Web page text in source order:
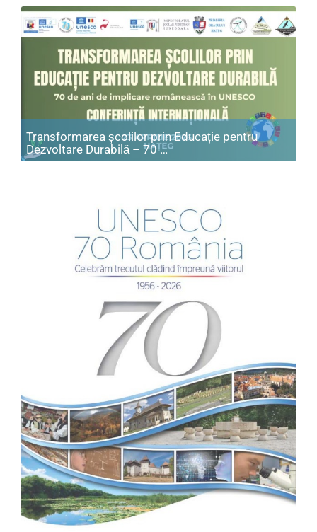
Transformarea școlilor prin Educație pentru
Dezvoltare Durabilă – 70 …Articol: Transformarea